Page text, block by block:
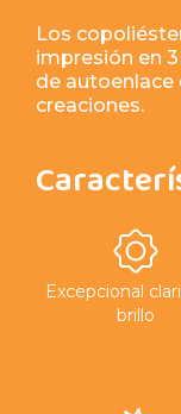
Los
impresión en
de autoenlace
creaciones.
Excepcional
brillo